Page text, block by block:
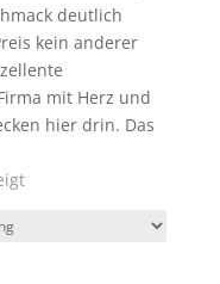
deutlich
kein anderer
mit Herz und
hier drin. Das